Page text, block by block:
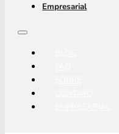
Empresarial